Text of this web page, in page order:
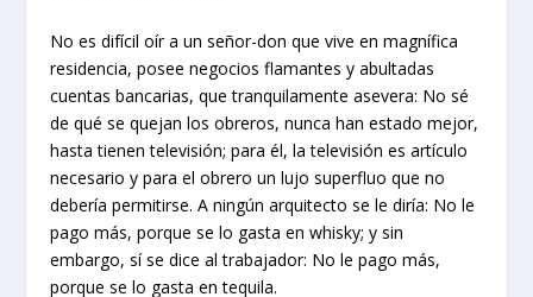
No es difícil oír a un señor-don que vive en magnífica
residencia, posee negocios flamantes y abultadas
cuentas bancarias, que tranquilamente asevera: No sé
de qué se quejan los obreros, nunca han estado mejor,
hasta tienen televisión; para él, la televisión es artículo
necesario y para el obrero un lujo superfluo que no
debería permitirse. A ningún arquitecto se le diría: No le
pago más, porque se lo gasta en whisky; y sin
embargo, sí se dice al trabajador: No le pago más,
porque se lo gasta en tequila.